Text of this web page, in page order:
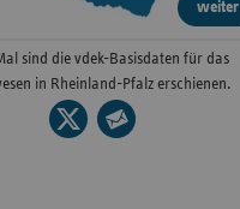
weiter
sind die vdek-Basisdaten für das
in Rheinland-Pfalz erschienen.
Seite
auf